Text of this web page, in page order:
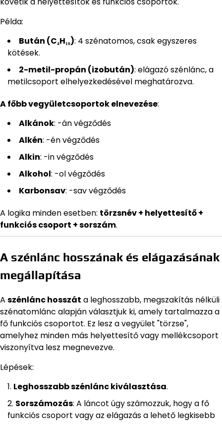
Példa:
Bután (C₄H₁₀): 4 szénatomos, csak egyszeres
kötések.
2-metil-propán (izobután): elágazó szénlánc, a
metilcsoport elhelyezkedésével meghatározva.
A főbb vegyületcsoportok elnevezése:
Alkánok: -án végződés
Alkén: -én végződés
Alkin: -in végződés
Alkohol: -ol végződés
Karbonsav: -sav végződés
A logika minden esetben: törzsnév + helyettesítő +
funkciós csoport + sorszám.
A szénlánc hosszának és elágazásának
megállapítása
A szénlánc hosszát a leghosszabb, megszakítás nélküli
szénatomlánc alapján választjuk ki, amely tartalmazza a
fő funkciós csoportot. Ez lesz a vegyület "törzse",
amelyhez minden más helyettesítő vagy mellékcsoport
viszonyítva lesz megnevezve.
Lépések:
Leghosszabb szénlánc kiválasztása.
Sorszámozás: A láncot úgy számozzuk, hogy a fő
funkciós csoport vagy az elágazás a lehető legkisebb